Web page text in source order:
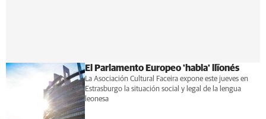
El Parlamento Europeo 'habla' llïonés
La Asociación Cultural Faceira expone este jueves en
Estrasburgo la situación social y legal de la lengua
leonesa